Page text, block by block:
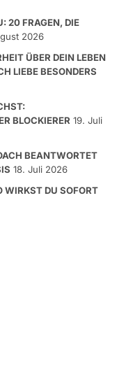
20 FRAGEN, DIE
2026
ÜBER DEIN LEBEN
LIEBE BESONDERS
BLOCKIERER 19. Juli
BEANTWORTET
18. Juli 2026
WIRKST DU SOFORT